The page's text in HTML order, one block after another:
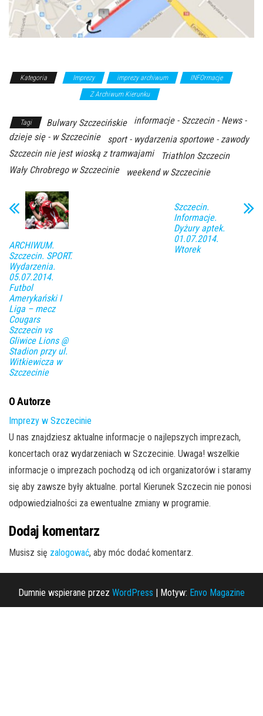
Kategoria Imprezy imprezy archiwum
INFOrmacje
Z Archiwum Kierunku
Tagi Bulwary Szczecińskie
informacje - Szczecin - News -
dzieje się - w Szczecinie
sport - wydarzenia sportowe - zawody
Szczecin nie jest wioską z tramwajami
Triathlon Szczecin
Wały Chrobrego w Szczecinie
weekend w Szczecinie
ARCHIWUM.
Szczecin. SPORT.
Wydarzenia.
05.07.2014.
Futbol
Amerykański I
Liga – mecz
Cougars
Szczecin vs
Gliwice Lions @
Stadion przy ul.
Witkiewicza w
Szczecinie
Szczecin.
Informacje.
Dyżury aptek.
01.07.2014.
Wtorek
O Autorze
Imprezy w Szczecinie
U nas znajdziesz aktualne informacje o najlepszych imprezach,
koncertach oraz wydarzeniach w Szczecinie. Uwaga! wszelkie
informacje o imprezach pochodzą od ich organizatorów i staramy
się aby zawsze były aktualne. portal Kierunek Szczecin nie ponosi
odpowiedzialności za ewentualne zmiany w programie.
Dodaj komentarz
Musisz się zalogować, aby móc dodać komentarz.
Dumnie wspierane przez WordPress | Motyw: Envo Magazine